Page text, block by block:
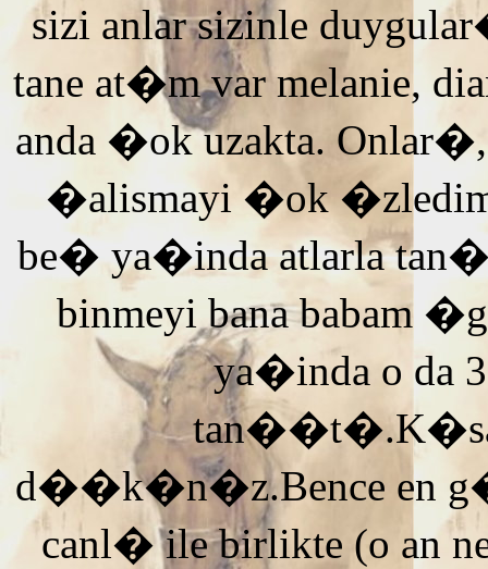
sizi anlar sizinle
tane at�m var melanie,
anda �ok uzakta.
�alismayi �ok
be� ya�inda atlarla
binmeyi bana babam
ya�inda o da
d��k�n�z.Bence en
canl� ile birlikte (o an